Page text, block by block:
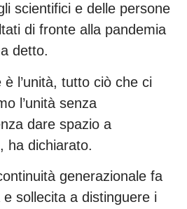
scientifici e delle persone
di fronte alla pandemia
detto.
l’unità, tutto ciò che ci
l’unità senza
dare spazio a
ha dichiarato.
generazionale fa
e sollecita a distinguere i